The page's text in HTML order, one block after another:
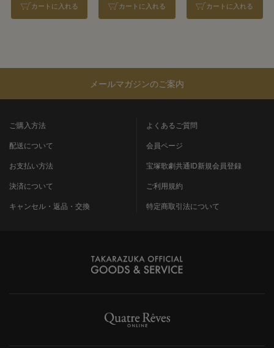
カートに入れる カートに入れる カートに入れる
メールマガジンのご案内
ご購入方法
配送について
お支払い方法
決済について
キャンセル・返品・交換
よくあるご質問
会員ページ
宝塚歌劇共通ID新規会員登録
ご利用規約
特定商取引法について